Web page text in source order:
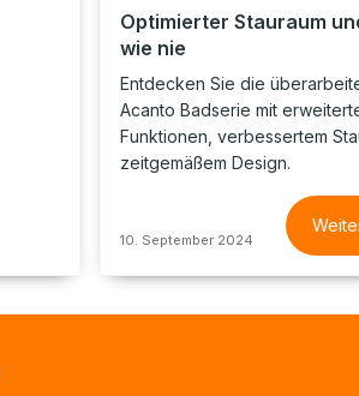
Optimierter Stauraum
wie nie
Entdecken Sie die
Acanto Badserie mit
Funktionen, verbessertem
zeitgemäßem Design.
10. September 2024